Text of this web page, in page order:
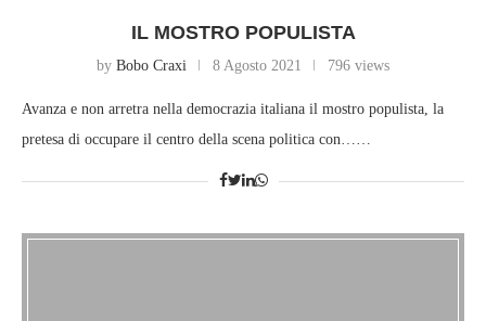
IL MOSTRO POPULISTA
by Bobo Craxi 8 Agosto 2021 796 views
Avanza e non arretra nella democrazia italiana il mostro populista, la
pretesa di occupare il centro della scena politica con……